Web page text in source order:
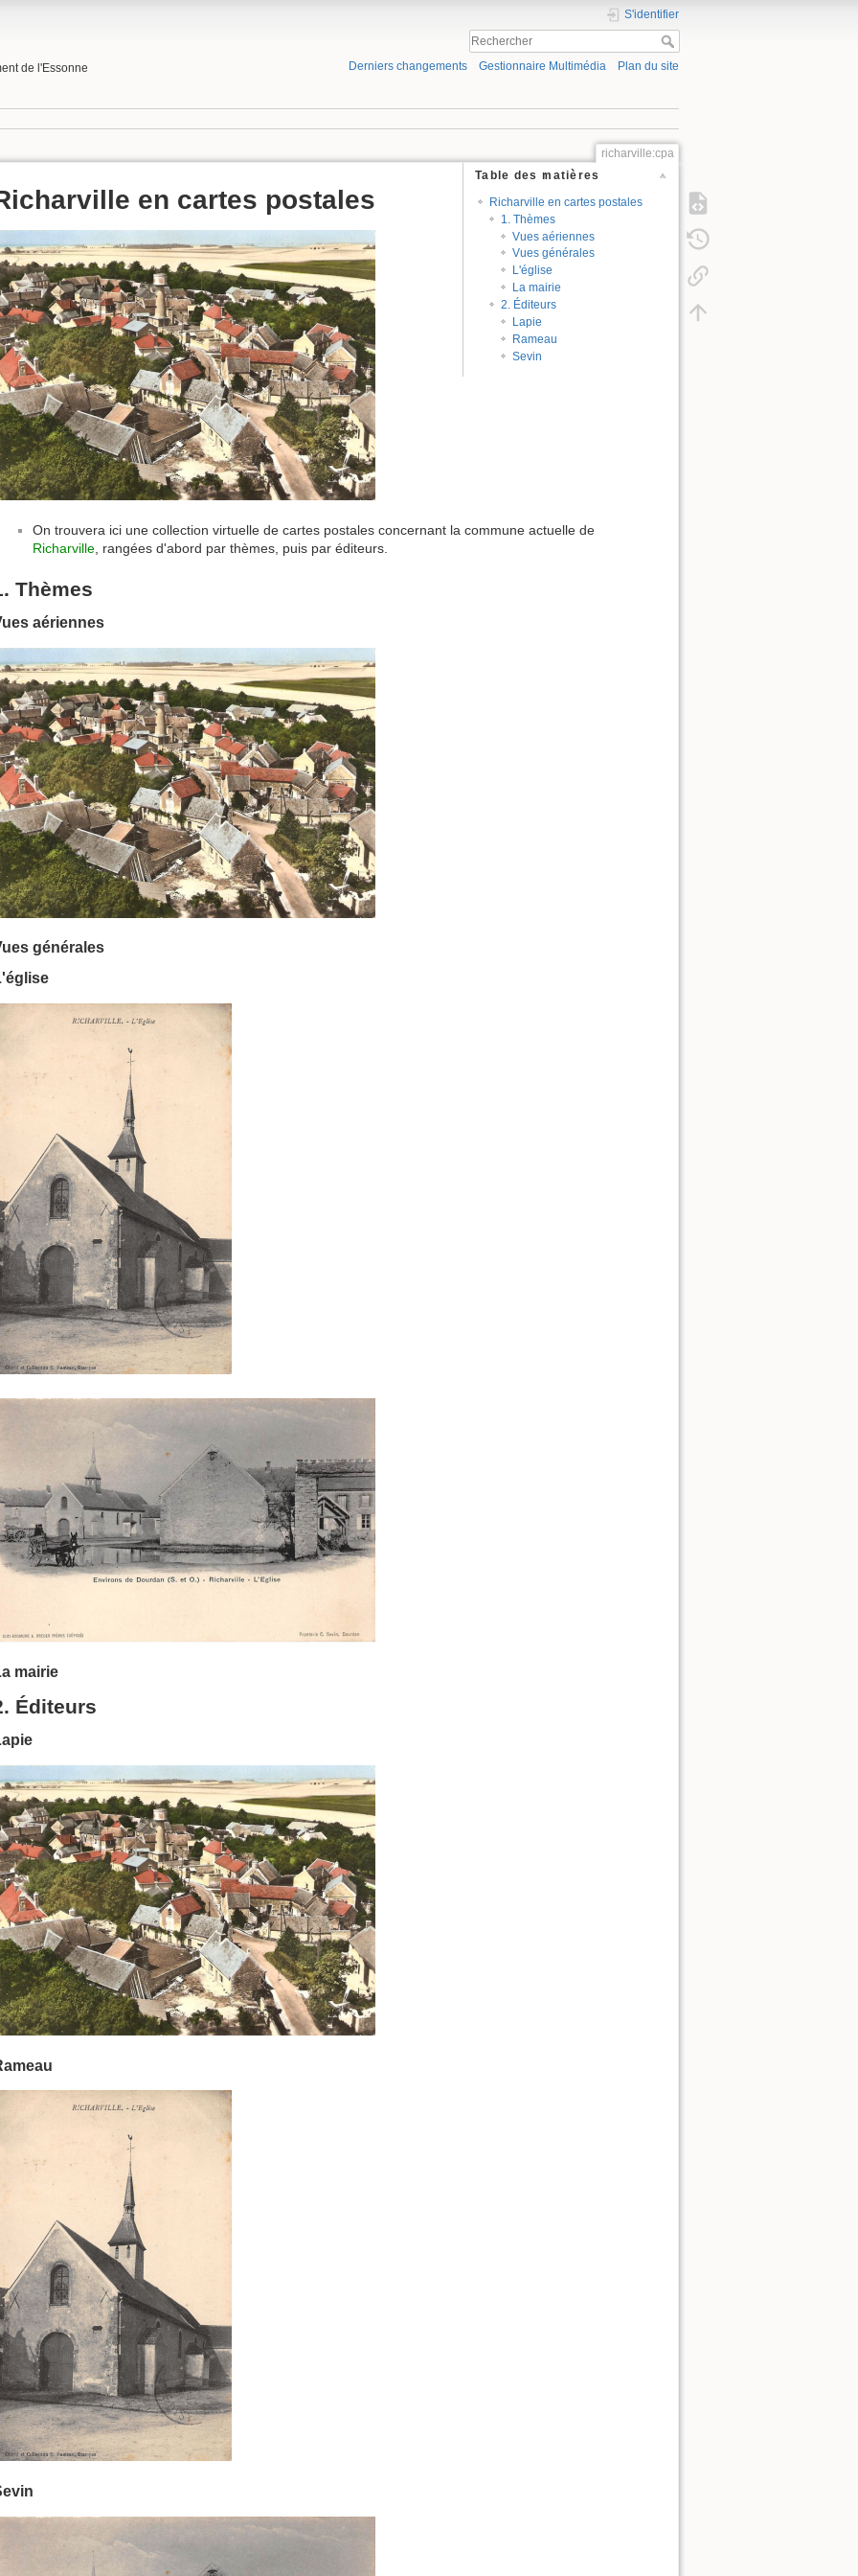
de l'Essonne
S'identifier
Derniers changements Gestionnaire Multimédia Plan du site
richarville:cpa
Table des matières
Richarville en cartes postales
1. Thèmes
Vues aériennes
Vues générales
L'église
La mairie
2. Éditeurs
Lapie
Rameau
Sevin
en cartes postales
On trouvera ici une collection virtuelle de cartes postales concernant la commune actuelle de
Richarville, rangées d'abord par thèmes, puis par éditeurs.
Thèmes
aériennes
générales
mairie
Éditeurs